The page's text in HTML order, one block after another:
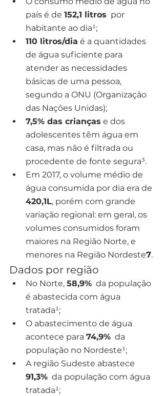
país é de 152,1 litros
  por
habitante ao dia¹;
110 litros/dia é a quantidades
de água suficiente para
atender as necessidades
básicas de uma pessoa,
segundo a ONU (Organização
das Nações Unidas);
7,5% das crianças e dos
adolescentes têm água em
casa, mas não é filtrada ou
procedente de fonte segura³.
Em 2017, o volume médio de
água consumida por dia era de
420,1L, porém com grande
variação regional: em geral, os
volumes consumidos foram
maiores na Região Norte, e
menores na Região Nordeste7.
Dados por região
No Norte, 58,9%
  da população
é abastecida com água
tratada¹;
O abastecimento de água
acontece para 74,9%
  da
população no Nordeste¹;
A região Sudeste abastece
91,3%
  da população com água
tratada¹;